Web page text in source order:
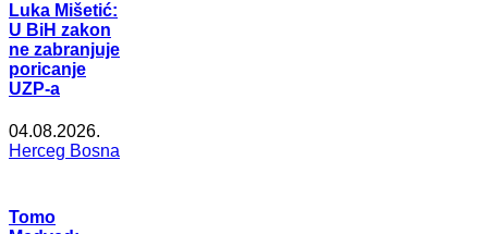
Luka Mišetić:
U BiH zakon
ne zabranjuje
poricanje
UZP-a
04.08.2026.
Herceg Bosna
Tomo